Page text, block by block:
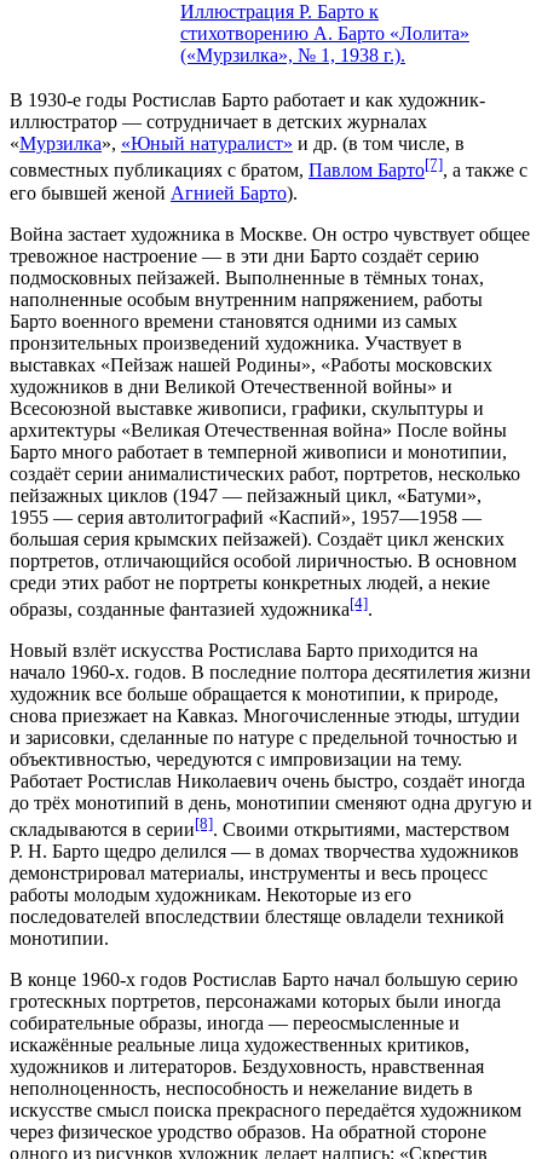
Иллюстрация Р. Барто к
стихотворению А. Барто «Лолита»
(«Мурзилка», № 1, 1938 г.).
В 1930-е годы Ростислав Барто работает и как художник-
иллюстратор — сотрудничает в детских журналах
«Мурзилка», «Юный натуралист» и др. (в том числе, в
совместных публикациях с братом, Павлом Барто[7], а также с
его бывшей женой Агнией Барто).
Война застает художника в Москве. Он остро чувствует общее
тревожное настроение — в эти дни Барто создаёт серию
подмосковных пейзажей. Выполненные в тёмных тонах,
наполненные особым внутренним напряжением, работы
Барто военного времени становятся одними из самых
пронзительных произведений художника. Участвует в
выставках «Пейзаж нашей Родины», «Работы московских
художников в дни Великой Отечественной войны» и
Всесоюзной выставке живописи, графики, скульптуры и
архитектуры «Великая Отечественная война» После войны
Барто много работает в темперной живописи и монотипии,
создаёт серии анималистических работ, портретов, несколько
пейзажных циклов (1947 — пейзажный цикл, «Батуми»,
1955 — серия автолитографий «Каспий», 1957—1958 —
большая серия крымских пейзажей). Создаёт цикл женских
портретов, отличающийся особой лиричностью. В основном
среди этих работ не портреты конкретных людей, а некие
образы, созданные фантазией художника[4].
Новый взлёт искусства Ростислава Барто приходится на
начало 1960-х. годов. В последние полтора десятилетия жизни
художник все больше обращается к монотипии, к природе,
снова приезжает на Кавказ. Многочисленные этюды, штудии
и зарисовки, сделанные по натуре с предельной точностью и
объективностью, чередуются с импровизации на тему.
Работает Ростислав Николаевич очень быстро, создаёт иногда
до трёх монотипий в день, монотипии сменяют одна другую и
складываются в серии[8]. Своими открытиями, мастерством
Р. Н. Барто щедро делился — в домах творчества художников
демонстрировал материалы, инструменты и весь процесс
работы молодым художникам. Некоторые из его
последователей впоследствии блестяще овладели техникой
монотипии.
В конце 1960-х годов Ростислав Барто начал большую серию
гротескных портретов, персонажами которых были иногда
собирательные образы, иногда — переосмысленные и
искажённые реальные лица художественных критиков,
художников и литераторов. Бездуховность, нравственная
неполноценность, неспособность и нежелание видеть в
искусстве смысл поиска прекрасного передаётся художником
через физическое уродство образов. На обратной стороне
одного из рисунков художник делает надпись: «Скрестив